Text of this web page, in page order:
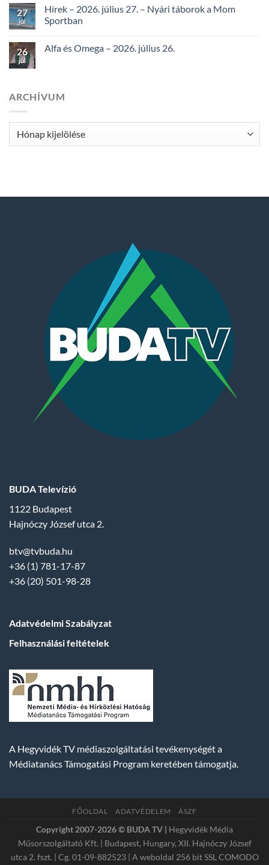
27
júl
Hírek – 2026. július 27. – Nyári táborok a Mom
Sportban
26
júl
Alfa és Omega – 2026. július 26.
ARCHÍVUM
Archívum
BUDA Televízió
1122 Budapest
Hajnóczy József utca 2.
btv@tvbuda.hu
+36 (1) 781-17-87
+36 (20) 501-98-28
Adatvédelmi Szabályzat
Felhasználási feltételek
A Hegyvidék TV médiaszolgáltatási tevékenységét a
Médiatanács Támogatási Program keretében támogatja.
FŐOLDAL ADATVÉDELEM ÁSZF
Copyright 2007-2026 © BUDA TV | Hegyvidék Média
Műsorszolgáltató Kft. | Budapest, Hungary, XII. Hajnóczy József
utca 2. fszt. | Cg. 01-09-882523 | A weboldal 256 bit SSL COMODO